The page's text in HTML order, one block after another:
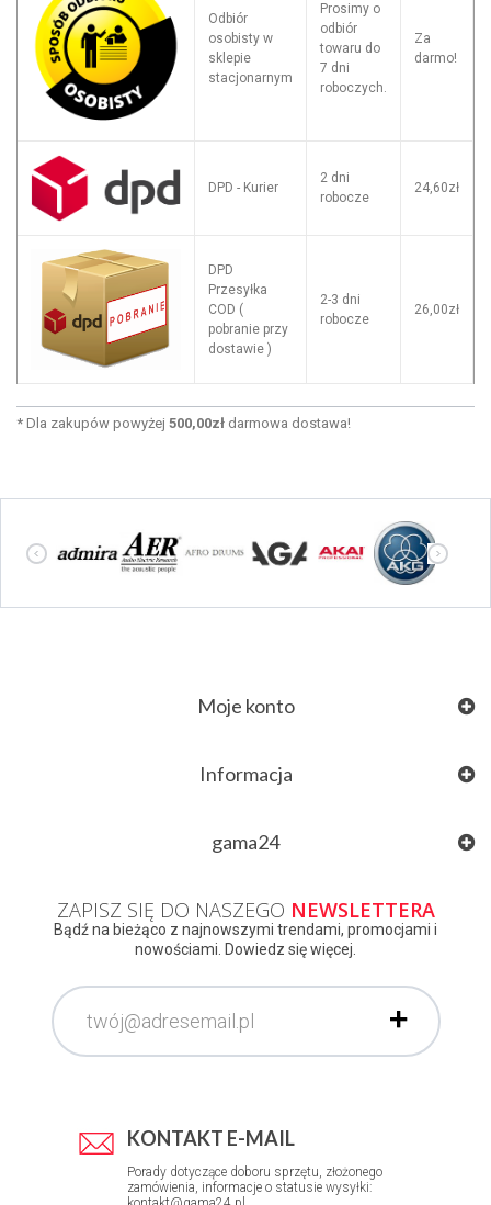
Odbiór
osobisty w
sklepie
stacjonarnym
Prosimy o
odbiór
towaru do
7 dni
roboczych.
Za
darmo!
DPD - Kurier
2 dni
robocze
24,60zł
DPD
Przesyłka
COD (
pobranie przy
dostawie )
2-3 dni
robocze
26,00zł
* Dla zakupów powyżej 500,00zł darmowa dostawa!
Moje konto
Informacja
gama24
ZAPISZ SIĘ DO NASZEGO NEWSLETTERA
Bądź na bieżąco z najnowszymi trendami, promocjami i
nowościami. Dowiedz się więcej.
KONTAKT E-MAIL
Porady dotyczące doboru sprzętu, złożonego
zamówienia, informacje o statusie wysyłki: